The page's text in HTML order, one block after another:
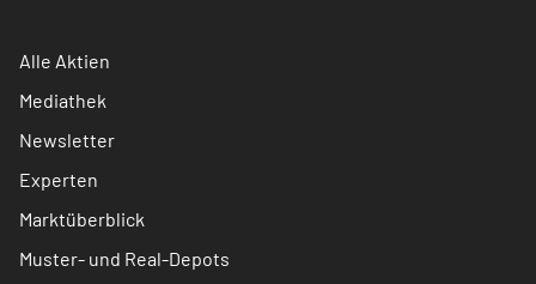
Alle Aktien
Mediathek
Newsletter
Experten
Marktüberblick
Muster- und Real-Depots